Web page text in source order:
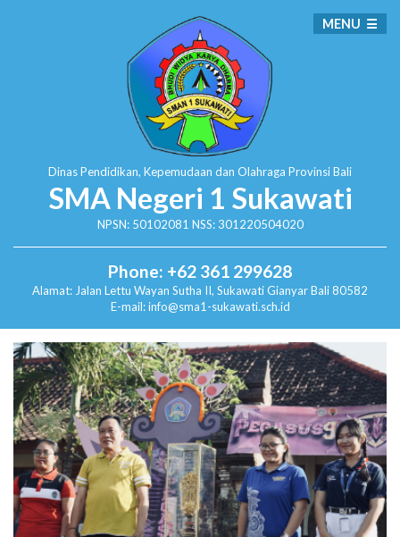
Dinas Pendidikan, Kepemudaan dan Olahraga Provinsi Bali
SMA Negeri 1 Sukawati
NPSN: 50102081 NSS: 301220504020
Phone: +62 361 299628
Alamat: Jalan Lettu Wayan Sutha II, SukawatiGianyar Bali 80582
E-mail: info@sma1-sukawati.sch.id
MENU